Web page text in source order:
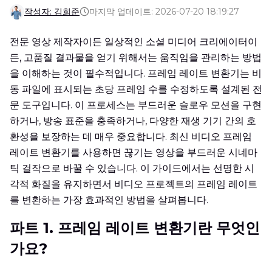
작성자: 김희준 마지막 업데이트: 2026-07-20 18:19:27
전문 영상 제작자이든 일상적인 소셜 미디어 크리에이터이
든, 고품질 결과물을 얻기 위해서는 움직임을 관리하는 방법
을 이해하는 것이 필수적입니다. 프레임 레이트 변환기는 비
동 파일에 표시되는 초당 프레임 수를 수정하도록 설계된 전
문 도구입니다. 이 프로세스는 부드러운 슬로우 모션을 구현
하거나, 방송 표준을 충족하거나, 다양한 재생 기기 간의 호
환성을 보장하는 데 매우 중요합니다. 최신 비디오 프레임
레이트 변환기를 사용하면 끊기는 영상을 부드러운 시네마
틱 걸작으로 바꿀 수 있습니다. 이 가이드에서는 선명한 시
각적 화질을 유지하면서 비디오 프로젝트의 프레임 레이트
를 변환하는 가장 효과적인 방법을 살펴봅니다.
파트 1. 프레임 레이트 변환기란 무엇인
가요?